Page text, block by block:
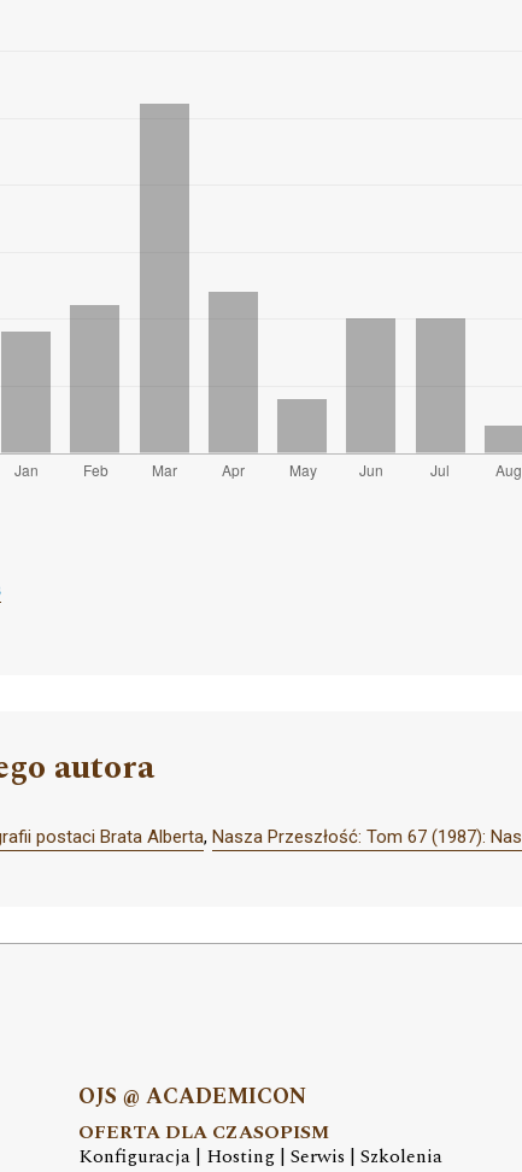
autora
postaci Brata Alberta, Nasza Przeszłość: Tom 67 (1987):
OJS @ ACADEMICON
OFERTA DLA CZASOPISM
Konfiguracja | Hosting | Serwis | Szkolenia